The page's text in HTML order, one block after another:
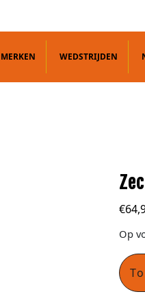
MERKEN WEDSTRIJDEN
€
Op